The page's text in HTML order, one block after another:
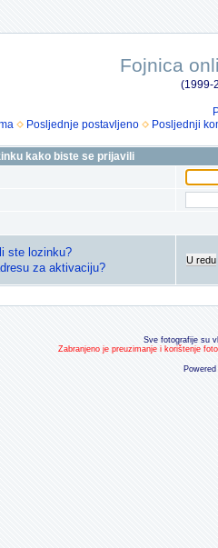
Fojnica
(1999-
Posljednje postavljeno Posljednji
kako biste se prijavili
ste lozinku?
za aktivaciju?
U redu
Sve fotografije su
Zabranjeno je preuzimanje i korištenje